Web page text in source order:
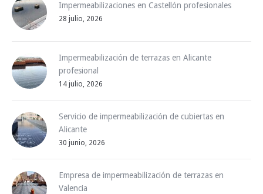
Impermeabilizaciones en Castellón profesionales
28 julio, 2026
Impermeabilización de terrazas en Alicante
profesional
14 julio, 2026
Servicio de impermeabilización de cubiertas en
Alicante
30 junio, 2026
Empresa de impermeabilización de terrazas en
Valencia